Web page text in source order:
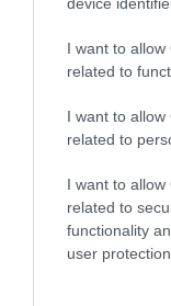
I want to
related to
I want to
related to
I want to
related to
functionality
user protection.
ΡΟΗ
Το
από την ΕΕ έργο
Gaming Police”
ενισχύει την
των παιδιών στο
διαδίκτυο
31.07.2026
ΑΑΔΕ:
για τα πρόστιμα